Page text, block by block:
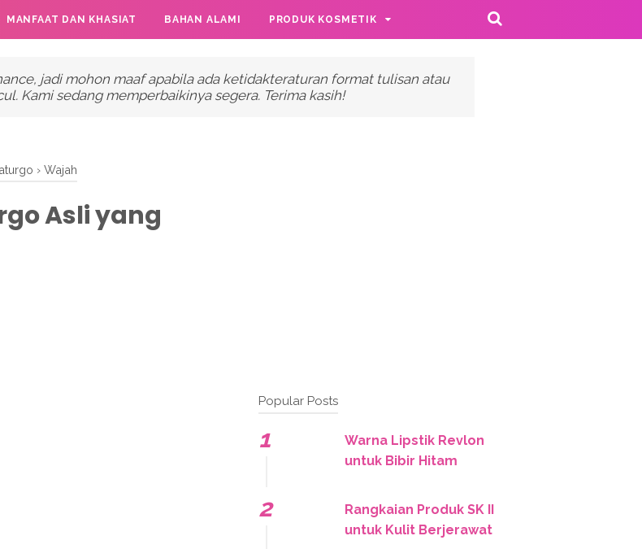
MANFAAT DAN KHASIAT BAHAN ALAMI PRODUK KOSMETIK
jadi mohon maaf apabila ada ketidakteraturan format tulisan atau
Kami sedang memperbaikinya segera. Terima kasih!
› Wajah
Asli yang
Popular Posts
Warna Lipstik Revlon
untuk Bibir Hitam
Rangkaian Produk SK II
untuk Kulit Berjerawat